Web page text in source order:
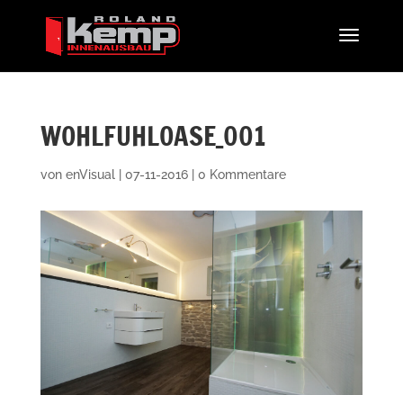
WOHLFUHLOASE_001
von enVisual| 07-11-2016| 0 Kommentare